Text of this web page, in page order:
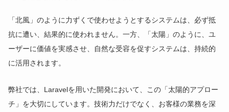
「北風」のように力ずくで使わせようとするシステムは、必ず抵
抗に遭い、結果的に使われません。一方、「太陽」のように、ユ
ーザーに価値を実感させ、自然な受容を促すシステムは、持続的
に活用されます。
弊社では、Laravelを用いた開発において、この「太陽的アプロー
チ」を大切にしています。技術力だけでなく、お客様の業務を深